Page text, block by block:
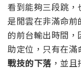
看到能夠三段跳，
是閒雲在非滿命
的前台輸出時間
助定位，只有在滿
戰技的下落，並且